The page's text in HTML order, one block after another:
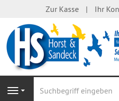
Zur Kasse Ihr
Navigation